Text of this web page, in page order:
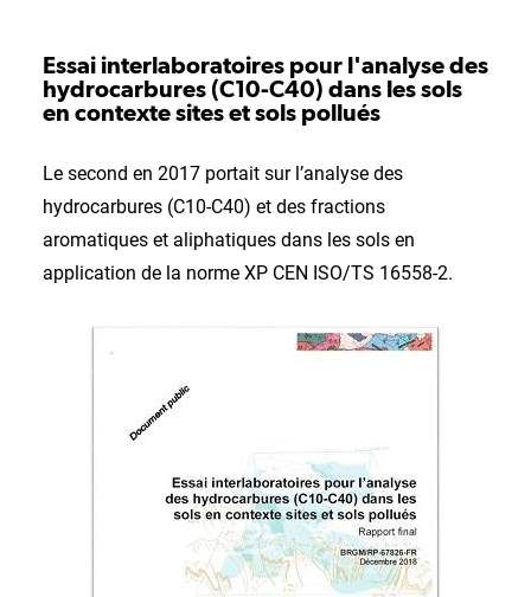
Essai interlaboratoires pour l'analyse des
hydrocarbures (C10-C40) dans les sols
en contexte sites et sols pollués
Le second en 2017 portait sur l’analyse des
hydrocarbures (C10-C40) et des fractions
aromatiques et aliphatiques dans les sols en
application de la norme XP CEN ISO/TS 16558-2.